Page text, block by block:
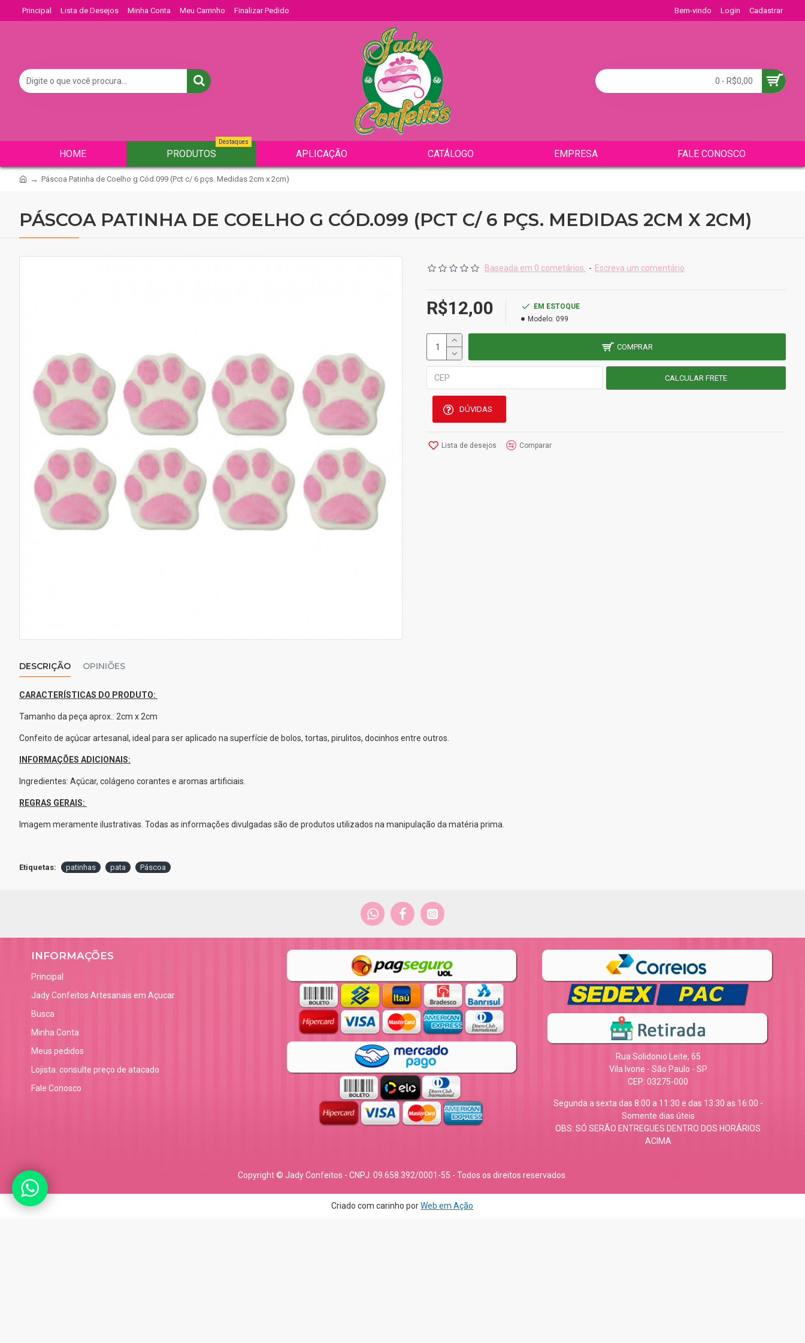
Principal Lista de Desejos Minha Conta Meu Carrinho Finalizar Pedido Bem-vindo Login Cadastrar
0 - R$0,00
HOME PRODUTOS
Destaques
APLICAÇÃO CATÁLOGO EMPRESA FALE CONOSCO
Páscoa Patinha de Coelho g Cód.099 (Pct c/ 6 pçs. Medidas 2cm x 2cm)
PÁSCOA PATINHA DE COELHO G CÓD.099 (PCT C/ 6 PÇS. MEDIDAS 2CM X 2CM)
Baseada em 0 cometários. - Escreva um comentário
R$12,00
EM ESTOQUE
Modelo: 099
COMPRAR
DÚVIDAS
Lista de desejos Comparar
DESCRIÇÃO OPINIÕES
CARACTERÍSTICAS DO PRODUTO:
Tamanho da peça aprox.: 2cm x 2cm
Confeito de açúcar artesanal, ideal para ser aplicado na superfície de bolos, tortas, pirulitos, docinhos entre outros.
INFORMAÇÕES ADICIONAIS:
Ingredientes: Açúcar, colágeno corantes e aromas artificiais.
REGRAS GERAIS:
Imagem meramente ilustrativas. Todas as informações divulgadas são de produtos utilizados na manipulação da matéria prima.
Etiquetas: patinhas pata Páscoa
INFORMAÇÕES
Principal
Jady Confeitos Artesanais em Açucar
Busca
Minha Conta
Meus pedidos
Lojista: consulte preço de atacado
Fale Conosco
Rua Solidonio Leite, 65
Vila Ivone - São Paulo - SP
CEP: 03275-000
Segunda a sexta das 8:00 a 11:30 e das 13:30 as 16:00 -
Somente dias úteis
OBS: SÓ SERÃO ENTREGUES DENTRO DOS HORÁRIOS
ACIMA
Copyright © Jady Confeitos - CNPJ: 09.658.392/0001-55 - Todos os direitos reservados.
Criado com carinho porWeb em Ação